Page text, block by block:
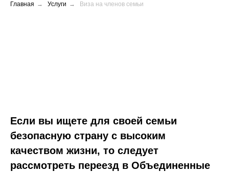
Главная → Услуги → Виза на членов семьи
Если вы ищете для своей семьи
безопасную страну с высоким
качеством жизни, то следует
рассмотреть переезд в Объединенные